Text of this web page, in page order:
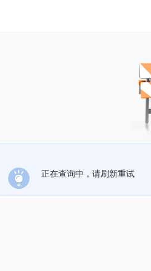
正在查询中，请刷新重试